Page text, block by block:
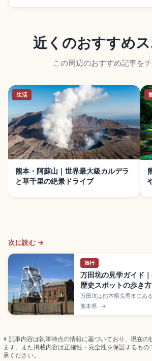
近くのおすすめ
この周辺のおすすめ記事を
生活
熊本・阿蘇山｜世界最大級カルデラ
と草千里の絶景ドライブ
次に読む →
旅行
万田坑の見学ガイド
歴史スポットの歩き方
万田坑は熊本県荒尾市にあ
で、明治後期に出炭開始、
で稼働。「明治日本の産業
月曜休館を確認できます。
熊本県 →
※ 記事内容は執筆時点の情報に基づいており、現在の
ます。また掲載内容は正確性・完全性を保証するもの
承ください。